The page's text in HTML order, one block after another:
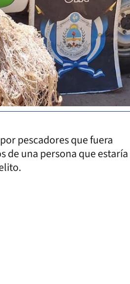
pescadores que fuera
de una persona que estaría